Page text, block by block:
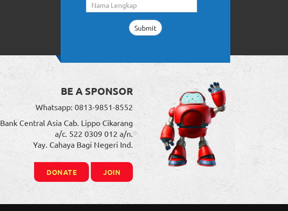
BE A SPONSOR
Whatsapp: 0813-9851-8552
Bank Central Asia Cab. Lippo Cikarang
a/c. 522 0309 012 a/n.
Yay. Cahaya Bagi Negeri Ind.
DONATE JOIN